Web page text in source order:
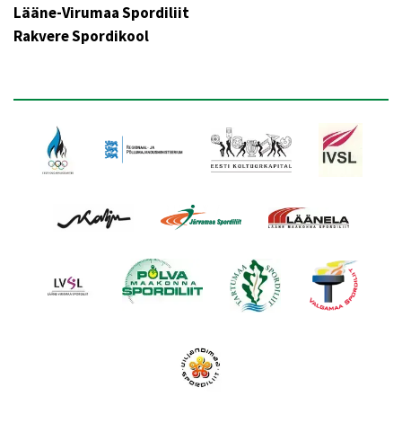
Lääne-Virumaa Spordiliit
Rakvere Spordikool